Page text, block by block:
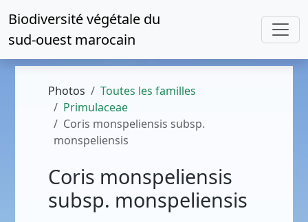
Biodiversité végétale du
sud-ouest marocain
Photos
Toutes les familles
Primulaceae
Coris monspeliensis subsp.
monspeliensis
Coris monspeliensis
subsp. monspeliensis